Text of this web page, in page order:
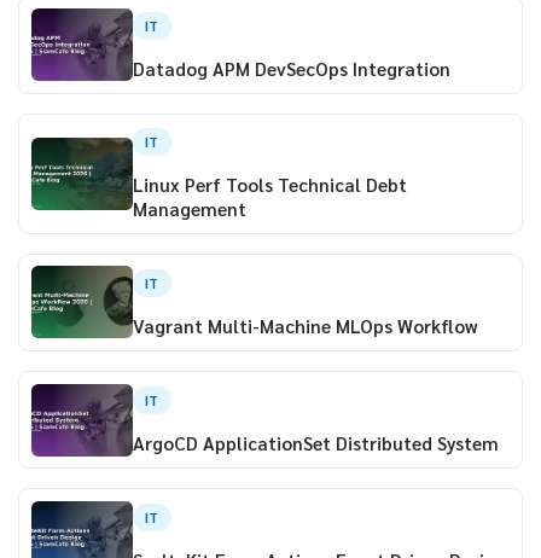
IT
Datadog APM DevSecOps Integration
IT
Linux Perf Tools Technical Debt
Management
IT
Vagrant Multi-Machine MLOps Workflow
IT
ArgoCD ApplicationSet Distributed System
IT